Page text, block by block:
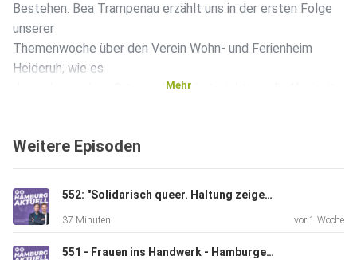
Bestehen. Bea Trampenau erzählt uns in der ersten Folge
unserer
Themenwoche über den Verein Wohn- und Ferienheim
Heideruh, wie es
dieser besondere Ort geschafft hat, nicht nur die Nazizeit,
Mehr
Weitere Episoden
552: "Solidarisch queer. Haltung zeigen – für eine Zukunft ohne Angst!" Die Pride Week 2026
37 Minuten vor 1 Woche
551 - Frauen ins Handwerk - Hamburger Handwerkskammer hilft! Teil 2